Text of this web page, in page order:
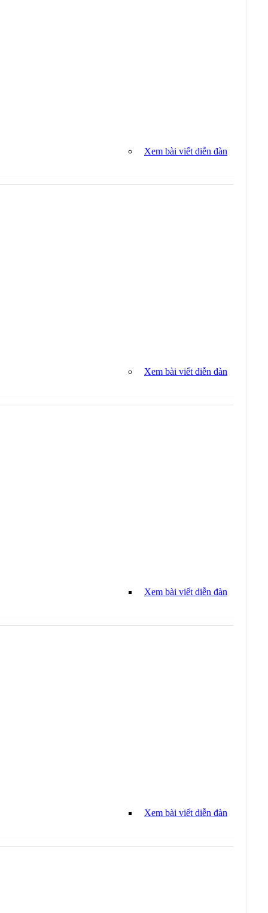
Xem bài viết diễn đàn
Xem bài viết diễn đàn
Xem bài viết diễn đàn
Xem bài viết diễn đàn